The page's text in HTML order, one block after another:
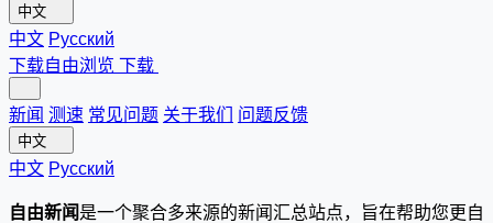
中文
中文 Русский
下载自由浏览 下载
新闻 测速 常见问题 关于我们 问题反馈
中文
中文 Русский
自由新闻是一个聚合多来源的新闻汇总站点，旨在帮助您更自